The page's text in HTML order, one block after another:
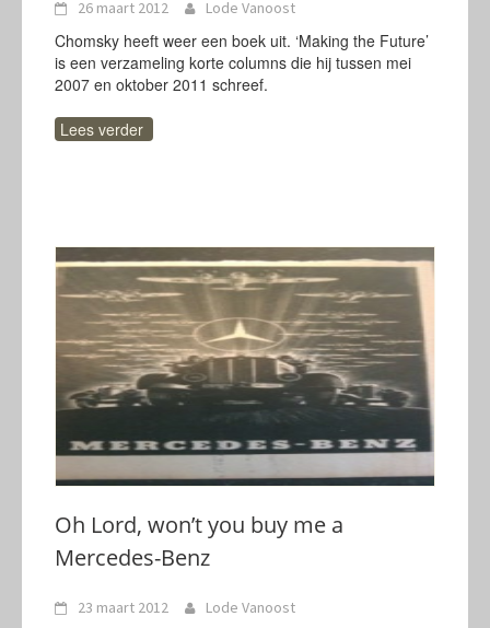
26 maart 2012 Lode Vanoost
Chomsky heeft weer een boek uit. ‘Making the Future’
is een verzameling korte columns die hij tussen mei
2007 en oktober 2011 schreef.
Lees verder
Oh Lord, won’t you buy me a
Mercedes-Benz
23 maart 2012 Lode Vanoost